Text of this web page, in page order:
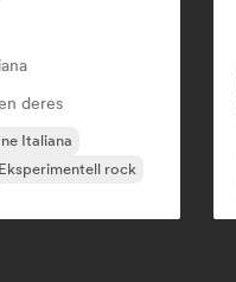
deres
Italiana
Eksperimentell rock